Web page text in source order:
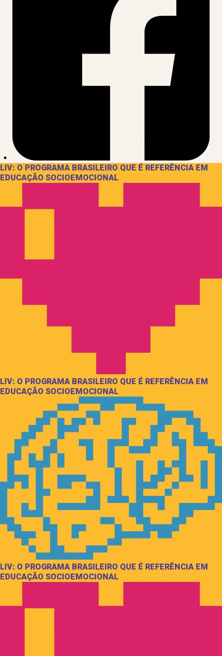
LIV: O PROGRAMA BRASILEIRO QUE É REFERÊNCIA EM
EDUCAÇÃO SOCIOEMOCIONAL
LIV: O PROGRAMA BRASILEIRO QUE É REFERÊNCIA EM
EDUCAÇÃO SOCIOEMOCIONAL
LIV: O PROGRAMA BRASILEIRO QUE É REFERÊNCIA EM
EDUCAÇÃO SOCIOEMOCIONAL